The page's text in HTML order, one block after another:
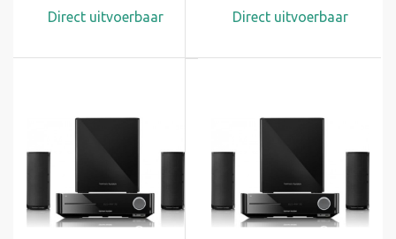
Direct uitvoerbaar Direct uitvoerbaar